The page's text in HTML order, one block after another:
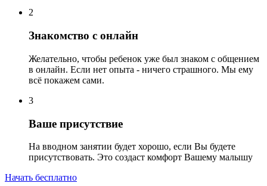
2
Знакомство с онлайн
Желательно, чтобы ребенок уже был знаком с общением
в онлайн. Если нет опыта - ничего страшного. Мы ему
всё покажем сами.
3
Ваше присутствие
На вводном занятии будет хорошо, если Вы будете
присутствовать. Это создаст комфорт Вашему малышу
Начать бесплатно